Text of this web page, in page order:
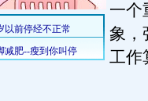
一个
象，
工作